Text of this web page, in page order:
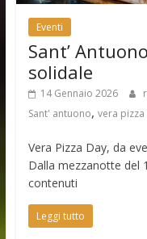
Eventi
Sant’
solidale
14 Gennaio 2026
Sant' antuono, vera pizza
Vera Pizza Day, da
Dalla mezzanotte del
contenuti
Leggi tutto